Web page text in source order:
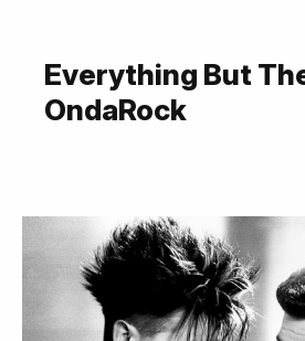
Everything But
OndaRock